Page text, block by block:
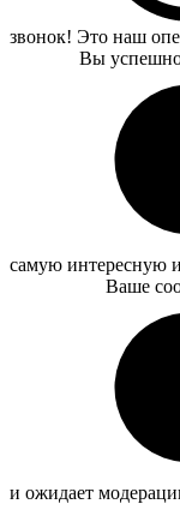
звонок! Это наш
Вы успешно
самую интересную
Ваше
и ожидает